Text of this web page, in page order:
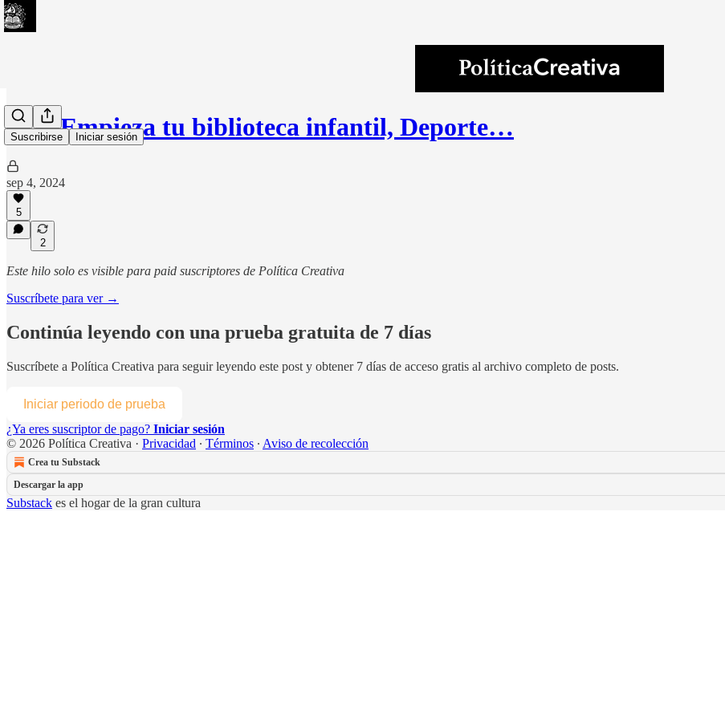
Suscribirse Iniciar sesión
#22: Empieza tu biblioteca infantil, Deporte…
sep 4, 2024
5
2
Este hilo solo es visible para paid suscriptores de Política Creativa
Suscríbete para ver →
Continúa leyendo con una prueba gratuita de 7 días
Suscríbete a Política Creativa para seguir leyendo este post y obtener 7 días de acceso gratis al archivo completo de posts.
Iniciar periodo de prueba
¿Ya eres suscriptor de pago? Iniciar sesión
© 2026 Política Creativa · Privacidad ∙ Términos ∙ Aviso de recolección
Crea tu Substack
Descargar la app
Substack es el hogar de la gran cultura